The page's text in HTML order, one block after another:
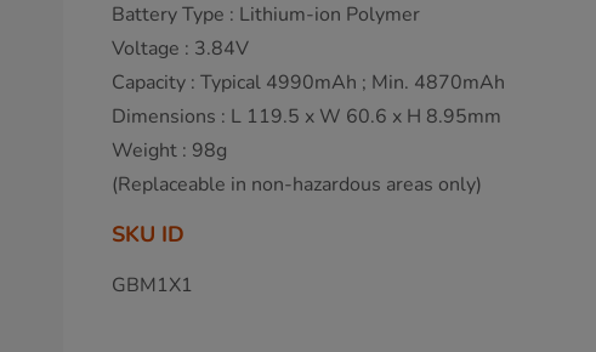
Battery Type : Lithium-ion Polymer
Voltage : 3.84V
Capacity : Typical 4990mAh ; Min. 4870mAh
Dimensions : L 119.5 x W 60.6 x H 8.95mm
Weight : 98g
(Replaceable in non-hazardous areas only)
SKU ID
GBM1X1